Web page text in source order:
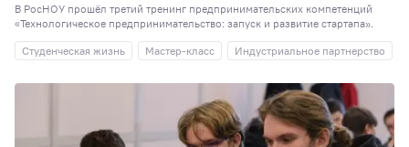
В РосНОУ прошёл третий тренинг предпринимательских компетенций
«Технологическое предпринимательство: запуск и развитие стартапа».
Студенческая жизнь
Мастер-класс Индустриальное партнерство